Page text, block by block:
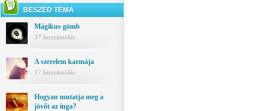
BESZÉD TÉMA
Mágikus gömb
37 hozzászólás
A szerelem karmája
17 hozzászólás
Hogyan mutatja meg a
jövőt az inga?